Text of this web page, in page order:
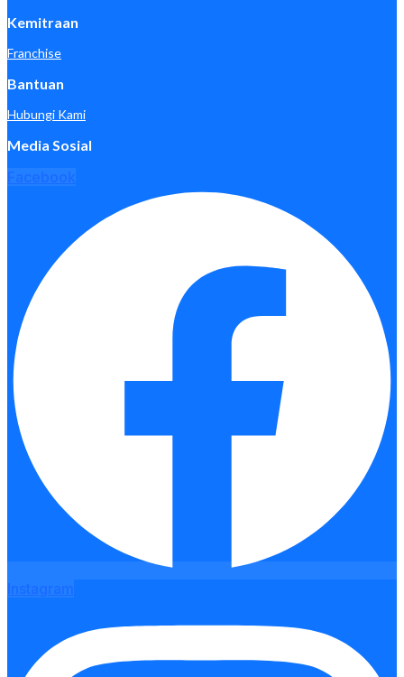
Kemitraan
Franchise
Bantuan
Hubungi Kami
Media Sosial